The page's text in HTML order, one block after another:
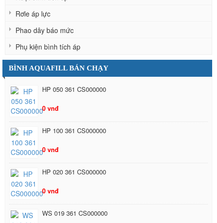
Rơle áp lực
Phao dây báo mức
Phụ kiện bình tích áp
BÌNH AQUAFILL BÁN CHẠY
HP 050 361 CS000000
0 vnđ
HP 100 361 CS000000
0 vnđ
HP 020 361 CS000000
0 vnđ
WS 019 361 CS000000